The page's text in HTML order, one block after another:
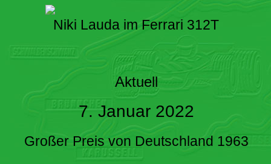
Niki Lauda im Ferrari 312T
Aktuell
7. Januar 2022
Großer Preis von Deutschland 1963